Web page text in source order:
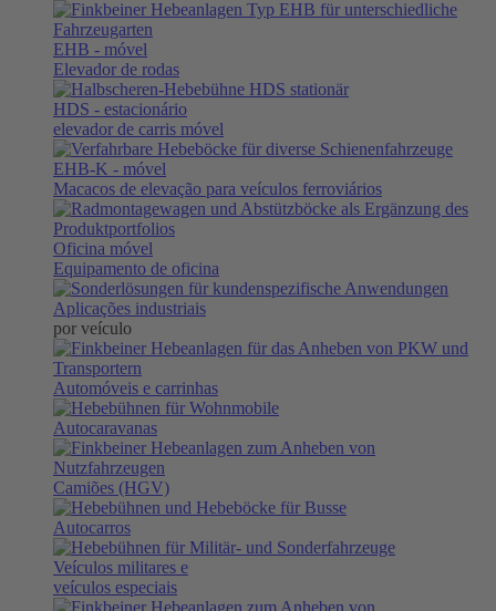
EHB - móvel
Elevador de rodas
HDS - estacionário
elevador de carris móvel
EHB-K - móvel
Macacos de elevação para veículos ferroviários
Oficina móvel
Equipamento de oficina
Aplicações industriais
por veículo
Automóveis e carrinhas
Autocaravanas
Camiões (HGV)
Autocarros
Veículos militares e
veículos especiais